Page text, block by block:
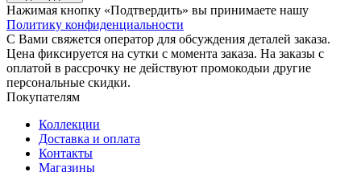
Нажимая кнопку «Подтвердить» вы принимаете нашу
Политику конфиденциальности
С Вами свяжется оператор для обсуждения деталей заказа.
Цена фиксируется на сутки с момента заказа. На заказы с
оплатой в рассрочку не действуют промокодыи другие
персональные скидки.
Покупателям
Коллекции
Доставка и оплата
Контакты
Магазины